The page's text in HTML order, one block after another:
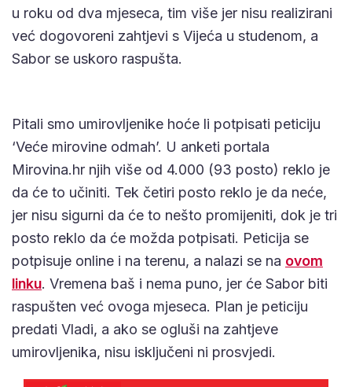
u roku od dva mjeseca, tim više jer nisu realizirani
već dogovoreni zahtjevi s Vijeća u studenom, a
Sabor se uskoro raspušta.
Pitali smo umirovljenike hoće li potpisati peticiju
‘Veće mirovine odmah’. U anketi portala
Mirovina.hr njih više od 4.000 (93 posto) reklo je
da će to učiniti. Tek četiri posto reklo je da neće,
jer nisu sigurni da će to nešto promijeniti, dok je tri
posto reklo da će možda potpisati. Peticija se
potpisuje online i na terenu, a nalazi se na ovom
linku. Vremena baš i nema puno, jer će Sabor biti
raspušten već ovoga mjeseca. Plan je peticiju
predati Vladi, a ako se ogluši na zahtjeve
umirovljenika, nisu isključeni ni prosvjedi.